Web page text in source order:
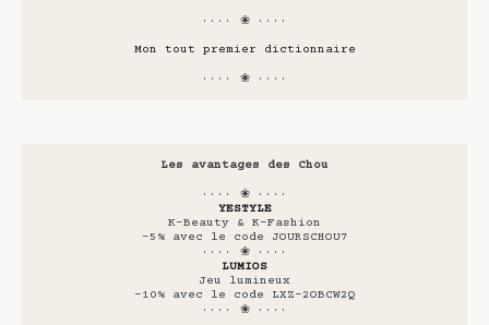
···· ❀ ····
Mon tout premier dictionnaire
···· ❀ ····
Les avantages des Chou
···· ❀ ····
YESTYLE
K-Beauty & K-Fashion
-5% avec le code JOURSCHOU7
···· ❀ ····
LUMIOS
Jeu lumineux
-10% avec le code LXZ-2OBCW2Q
···· ❀ ····